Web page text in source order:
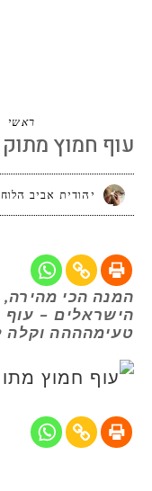
ראשי
עוף חמוץ מתוק
יהודית אביב
המנה הכי מהירה,
הישראלים –
טעימהההה וקלה